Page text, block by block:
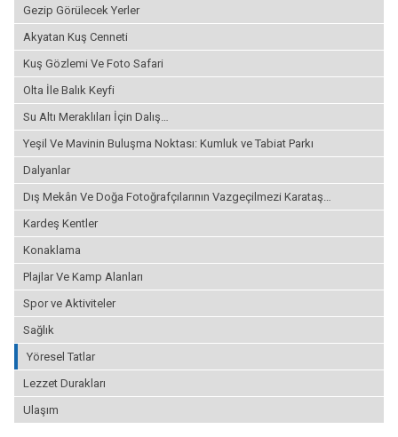
Gezip Görülecek Yerler
Akyatan Kuş Cenneti
Kuş Gözlemi Ve Foto Safari
Olta İle Balık Keyfi
Su Altı Meraklıları İçin Dalış…
Yeşil Ve Mavinin Buluşma Noktası: Kumluk ve Tabiat Parkı
Dalyanlar
Dış Mekân Ve Doğa Fotoğrafçılarının Vazgeçilmezi Karataş…
Kardeş Kentler
Konaklama
Plajlar Ve Kamp Alanları
Spor ve Aktiviteler
Sağlık
Yöresel Tatlar
Lezzet Durakları
Ulaşım